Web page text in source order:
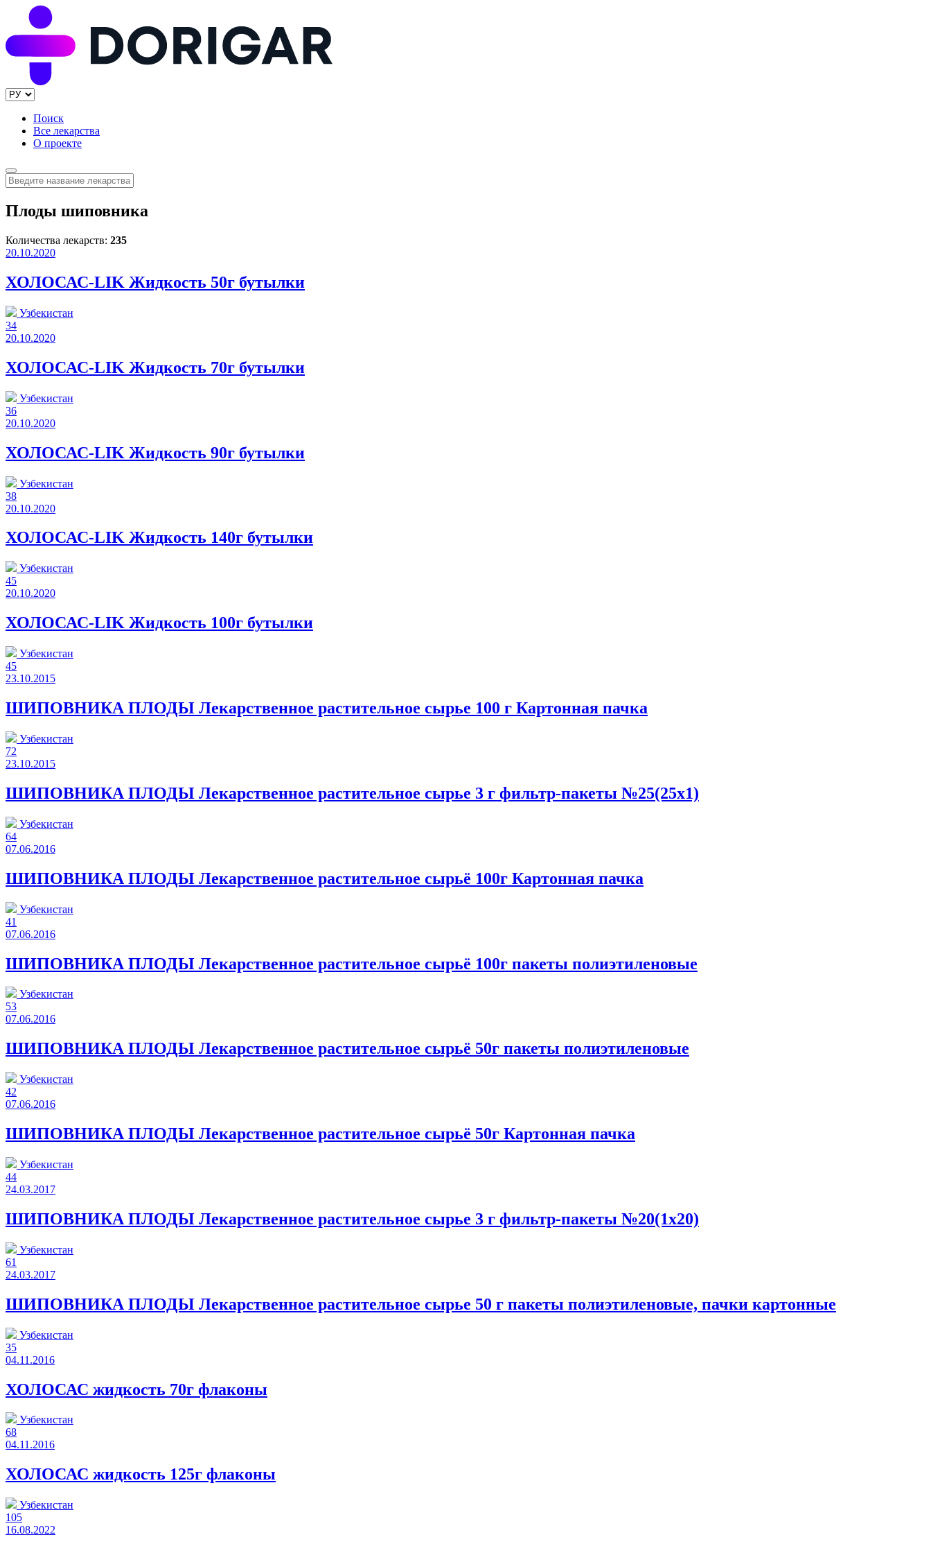
Поиск
Все лекарства
О проекте
Плоды шиповника
Количества лекарств: 235
20.10.2020
ХОЛОСАС-LIK Жидкость 50г бутылки
Узбекистан
34
20.10.2020
ХОЛОСАС-LIK Жидкость 70г бутылки
Узбекистан
36
20.10.2020
ХОЛОСАС-LIK Жидкость 90г бутылки
Узбекистан
38
20.10.2020
ХОЛОСАС-LIK Жидкость 140г бутылки
Узбекистан
45
20.10.2020
ХОЛОСАС-LIK Жидкость 100г бутылки
Узбекистан
45
23.10.2015
ШИПОВНИКА ПЛОДЫ Лекарственное растительное сырье 100 г Картонная пачка
Узбекистан
72
23.10.2015
ШИПОВНИКА ПЛОДЫ Лекарственное растительное сырье 3 г фильтр-пакеты №25(25x1)
Узбекистан
64
07.06.2016
ШИПОВНИКА ПЛОДЫ Лекарственное растительное сырьё 100г Картонная пачка
Узбекистан
41
07.06.2016
ШИПОВНИКА ПЛОДЫ Лекарственное растительное сырьё 100г пакеты полиэтиленовые
Узбекистан
53
07.06.2016
ШИПОВНИКА ПЛОДЫ Лекарственное растительное сырьё 50г пакеты полиэтиленовые
Узбекистан
42
07.06.2016
ШИПОВНИКА ПЛОДЫ Лекарственное растительное сырьё 50г Картонная пачка
Узбекистан
44
24.03.2017
ШИПОВНИКА ПЛОДЫ Лекарственное растительное сырье 3 г фильтр-пакеты №20(1x20)
Узбекистан
61
24.03.2017
ШИПОВНИКА ПЛОДЫ Лекарственное растительное сырье 50 г пакеты полиэтиленовые, пачки картонные
Узбекистан
35
04.11.2016
ХОЛОСАС жидкость 70г флаконы
Узбекистан
68
04.11.2016
ХОЛОСАС жидкость 125г флаконы
Узбекистан
105
16.08.2022